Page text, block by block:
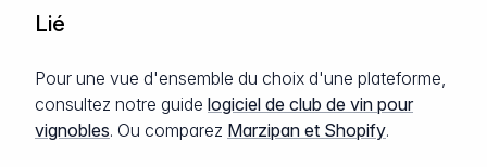
Lié
Pour une vue d'ensemble du choix d'une plateforme,
consultez notre guide logiciel de club de vin pour
vignobles. Ou comparez Marzipan et Shopify.